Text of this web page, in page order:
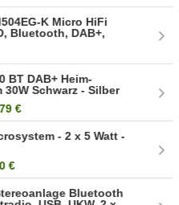
K Micro HiFi
Bluetooth, DAB+,
BT DAB+ Heim-
Schwarz - Silber
€
- 2 x 5 Watt -
€
Bluetooth